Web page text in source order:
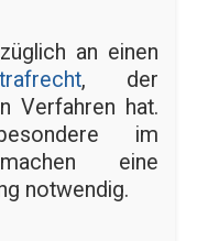
an einen
, der
Verfahren hat.
im
eine
notwendig.